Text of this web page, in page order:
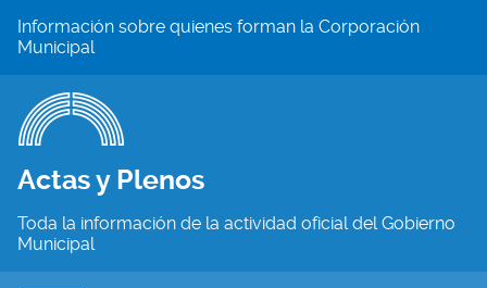
Información sobre quienes forman la Corporación
Municipal
Actas y Plenos
Toda la información de la actividad oficial del Gobierno
Municipal